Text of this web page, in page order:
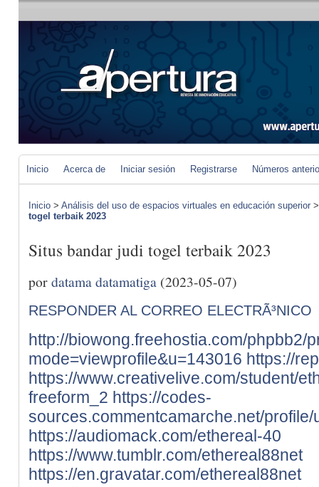
Inicio Acerca de Iniciar sesión Registrarse Números
Inicio > Análisis del uso de espacios virtuales en educación superior
togel terbaik 2023
Situs bandar judi togel terbaik 2023
pordatama datamatiga (2023-05-07)
RESPONDER AL CORREO ELECTRÃ³NICO
http://biowong.freehostia.com/phpbb2/
mode=viewprofile&u=143016 https://
https://www.creativelive.com/student/
freeform_2 https://codes-
sources.commentcamarche.net/
https://audiomack.com/ethereal-40
https://www.tumblr.com/ethereal88net
https://en.gravatar.com/ethereal88net